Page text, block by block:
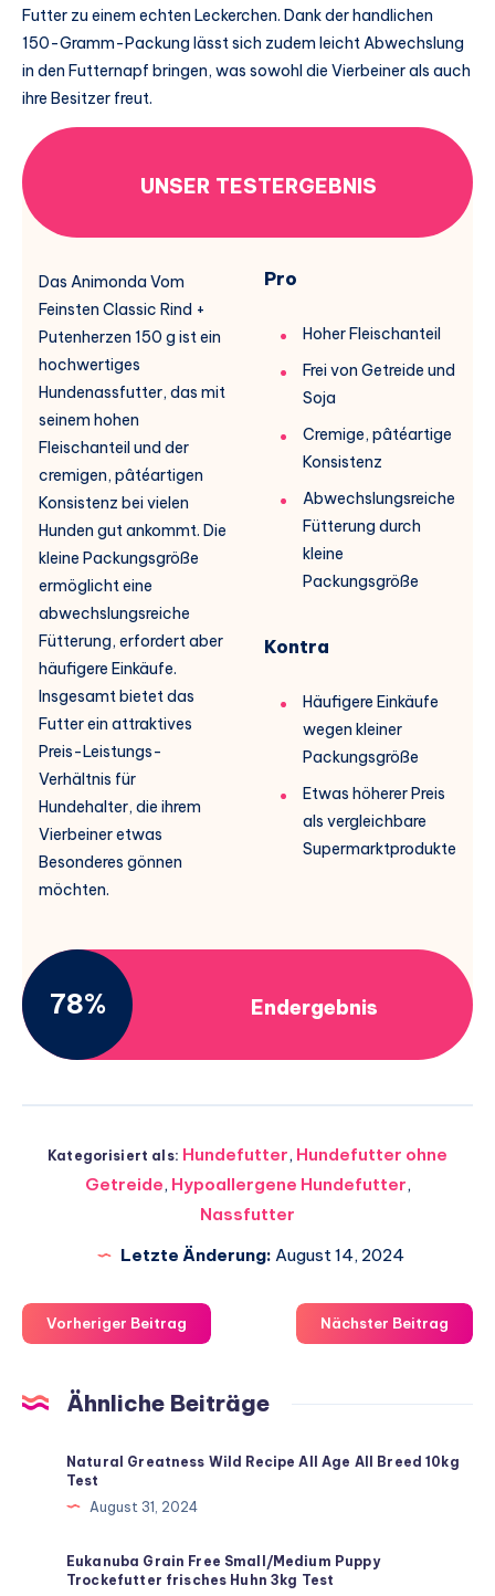
Futter zu einem echten Leckerchen. Dank der handlichen
150-Gramm-Packung lässt sich zudem leicht Abwechslung
in den Futternapf bringen, was sowohl die Vierbeiner als auch
ihre Besitzer freut.
UNSER TESTERGEBNIS
Das Animonda Vom
Feinsten Classic Rind +
Putenherzen 150 g ist ein
hochwertiges
Hundenassfutter, das mit
seinem hohen
Fleischanteil und der
cremigen, pâtéartigen
Konsistenz bei vielen
Hunden gut ankommt. Die
kleine Packungsgröße
ermöglicht eine
abwechslungsreiche
Fütterung, erfordert aber
häufigere Einkäufe.
Insgesamt bietet das
Futter ein attraktives
Preis-Leistungs-
Verhältnis für
Hundehalter, die ihrem
Vierbeiner etwas
Besonderes gönnen
möchten.
Pro
Hoher Fleischanteil
Frei von Getreide und
Soja
Cremige, pâtéartige
Konsistenz
Abwechslungsreiche
Fütterung durch
kleine
Packungsgröße
Kontra
Häufigere Einkäufe
wegen kleiner
Packungsgröße
Etwas höherer Preis
als vergleichbare
Supermarktprodukte
78% Endergebnis
Kategorisiert als: Hundefutter, Hundefutter ohne
Getreide, Hypoallergene Hundefutter,
Nassfutter
Letzte Änderung: August 14, 2024
Vorheriger Beitrag Nächster Beitrag
Ähnliche Beiträge
Natural Greatness Wild Recipe All Age All Breed 10kg
Test
August 31, 2024
Eukanuba Grain Free Small/Medium Puppy
Trockefutter frisches Huhn 3kg Test